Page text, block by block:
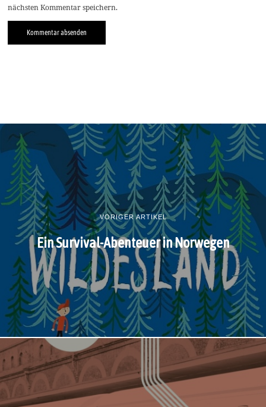
nächsten Kommentar speichern.
VORIGER ARTIKEL
Ein Survival-Abenteuer in Norwegen